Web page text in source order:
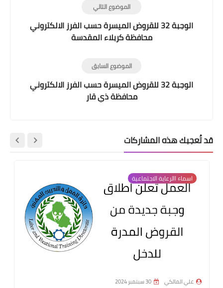
الموضوع التالي
الوجبة 32 للقروض الميسرة حسب الفرز الالكتروني
محافظة كربلاء المقدسة
الموضوع السابق
الوجبة 32 للقروض الميسرة حسب الفرز الالكتروني
محافظة ذي قار
قد تُعجبك هذه المشاركات
اسماء االرعاية الاجتماعية
علي المالكي 30 سبتمبر 2024